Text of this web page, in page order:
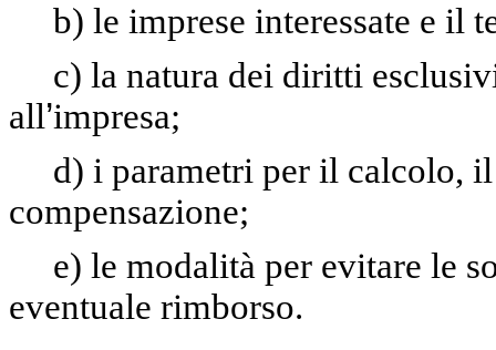
b) le imprese interessate e il
c) la natura dei diritti
all’impresa;
d) i parametri per il calcolo,
compensazione;
e) le modalità per evitare le
eventuale rimborso.